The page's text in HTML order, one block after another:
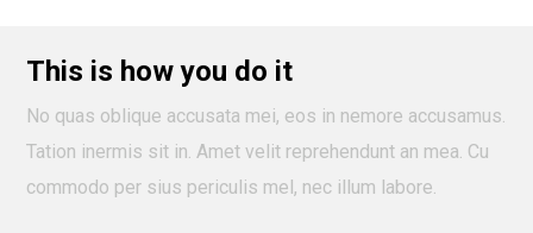
This is how you do it
No quas oblique accusata mei, eos in nemore accusamus.
Tation inermis sit in. Amet velit reprehendunt an mea. Cu
commodo per sius periculis mel, nec illum labore.